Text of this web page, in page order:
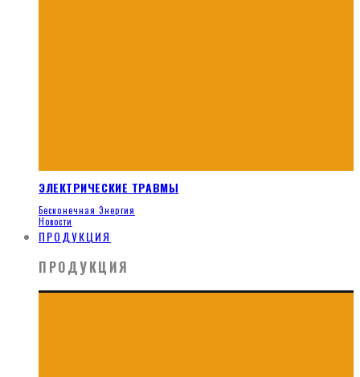
ЭЛЕКТРИЧЕСКИЕ ТРАВМЫ
Бесконечная Энергия
Новости
ПРОДУКЦИЯ
ПРОДУКЦИЯ